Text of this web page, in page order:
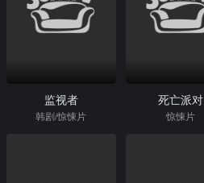
监视者
韩剧/惊悚片
死亡派对
惊悚片